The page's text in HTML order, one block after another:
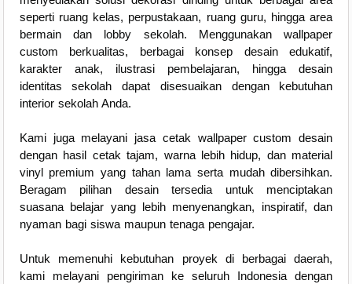
seperti ruang kelas, perpustakaan, ruang guru, hingga area
bermain dan lobby sekolah. Menggunakan wallpaper
custom berkualitas, berbagai konsep desain edukatif,
karakter anak, ilustrasi pembelajaran, hingga desain
identitas sekolah dapat disesuaikan dengan kebutuhan
interior sekolah Anda.
Kami juga melayani jasa cetak wallpaper custom desain
dengan hasil cetak tajam, warna lebih hidup, dan material
vinyl premium yang tahan lama serta mudah dibersihkan.
Beragam pilihan desain tersedia untuk menciptakan
suasana belajar yang lebih menyenangkan, inspiratif, dan
nyaman bagi siswa maupun tenaga pengajar.
Untuk memenuhi kebutuhan proyek di berbagai daerah,
kami melayani pengiriman ke seluruh Indonesia dengan